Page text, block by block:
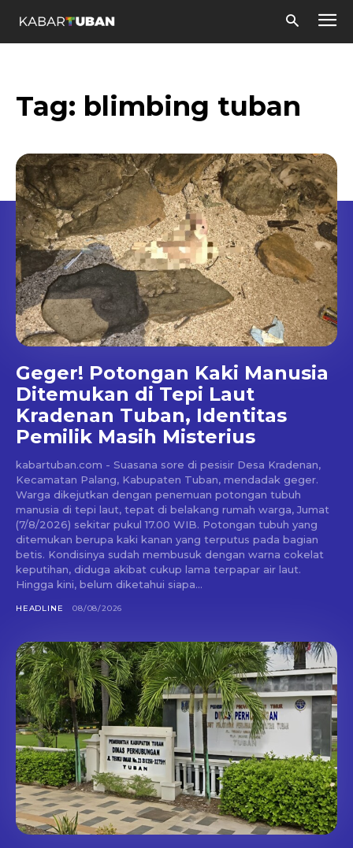
Tag: blimbing tuban
Geger! Potongan Kaki Manusia
Ditemukan di Tepi Laut
Kradenan Tuban, Identitas
Pemilik Masih Misterius
kabartuban.com - Suasana sore di pesisir Desa Kradenan,
Kecamatan Palang, Kabupaten Tuban, mendadak geger.
Warga dikejutkan dengan penemuan potongan tubuh
manusia di tepi laut, tepat di belakang rumah warga, Jumat
(7/8/2026) sekitar pukul 17.00 WIB. Potongan tubuh yang
ditemukan berupa kaki kanan yang terputus pada bagian
betis. Kondisinya sudah membusuk dengan warna cokelat
keputihan, diduga akibat cukup lama terpapar air laut.
Hingga kini, belum diketahui siapa...
HEADLINE 08/08/2026